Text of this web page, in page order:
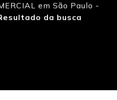
em São Paulo -
da busca